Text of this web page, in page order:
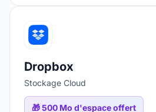
Dropbox
Stockage Cloud
🎁500 Mo d'espace offert